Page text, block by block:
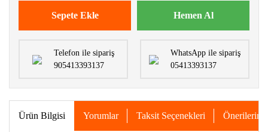
Sepete Ekle Hemen Al
Telefon ile sipariş
905413393137
WhatsApp ile sipariş
05413393137
Ürün Bilgisi Yorumlar Taksit Seçenekleri Önerileriniz